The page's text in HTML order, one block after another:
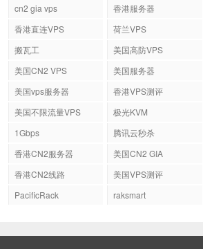
cn2 gia vps
香港服务器
香港直连VPS
荷兰VPS
搬瓦工
美国高防VPS
美国CN2 VPS
美国服务器
美国vps服务器
香港VPS测评
美国不限流量VPS
极光KVM
1Gbps
腾讯云秒杀
香港CN2服务器
美国CN2 GIA
香港CN2线路
美国VPS测评
PacificRack
raksmart